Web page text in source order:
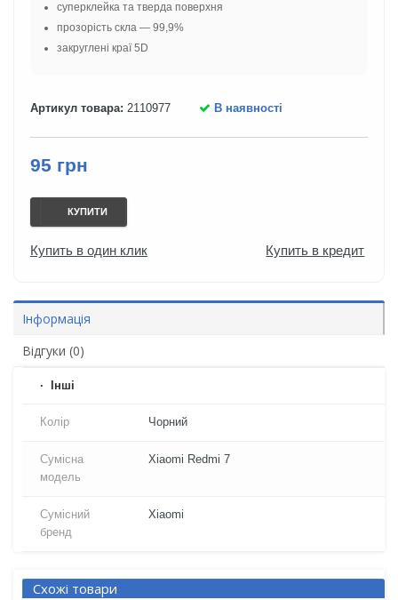
суперклейка та тверда поверхня
прозорість скла — 99,9%
закруглені краї 5D
Артикул товара: 2110977 В наявності
95 грн
КУПИТИ
Купить в один клик Купить в кредит
Інформація
Відгуки (0)
Iнші
Колір Чорний
Сумісна
модель
Xiaomi Redmi 7
Сумісний
бренд
Xiaomi
Схожі товари